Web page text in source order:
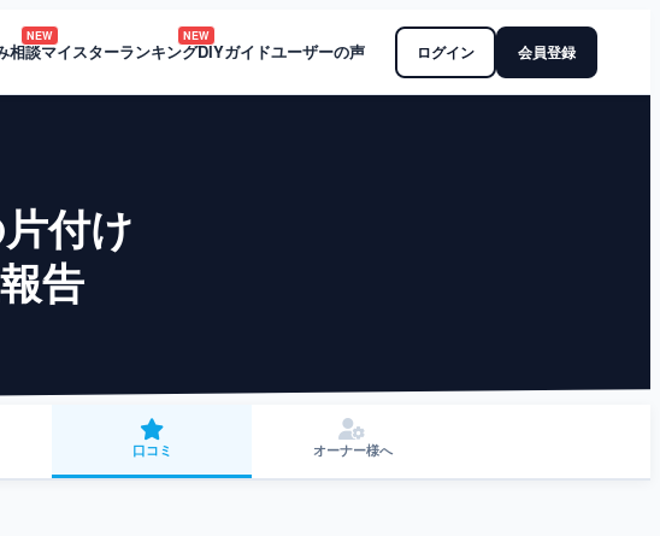
相談
NEW
マイスターランキング
NEW
DIYガイドユーザーの声 ログイン 会員登録
付け
告
口コミ オーナー様へ